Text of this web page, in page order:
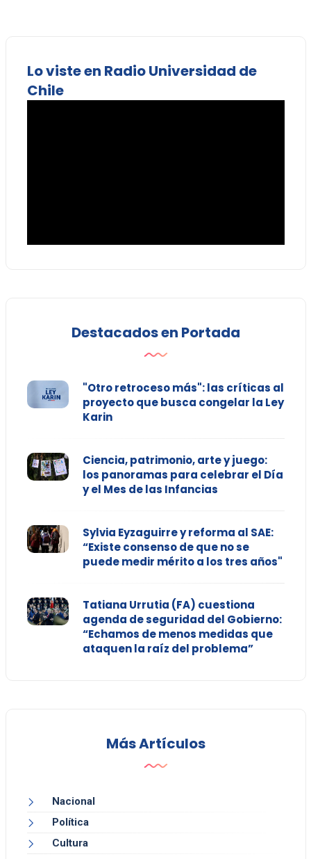
Lo viste en Radio Universidad de
Chile
Destacados en Portada
"Otro retroceso más": las críticas al
proyecto que busca congelar la Ley
Karin
Ciencia, patrimonio, arte y juego:
los panoramas para celebrar el Día
y el Mes de las Infancias
Sylvia Eyzaguirre y reforma al SAE:
“Existe consenso de que no se
puede medir mérito a los tres años"
Tatiana Urrutia (FA) cuestiona
agenda de seguridad del Gobierno:
“Echamos de menos medidas que
ataquen la raíz del problema”
Más Artículos
Nacional
Política
Cultura